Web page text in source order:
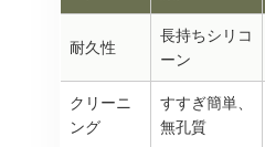
耐久性
長持ちシリコ
ーン
クリーニ
ング
すすぎ簡単、
無孔質